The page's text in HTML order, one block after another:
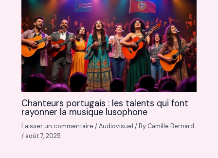
Chanteurs portugais : les talents qui font
rayonner la musique lusophone
Laisser un commentaire /Audiovisuel / By Camille Bernard
/ août 7, 2025